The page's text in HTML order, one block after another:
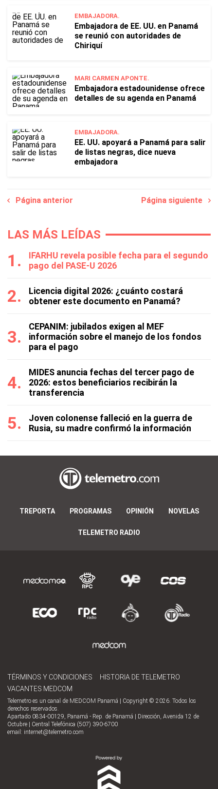
EMBAJADORA.
Embajadora de EE. UU. en Panamá
se reunió con autoridades de
Chiriquí
MARI CARMEN APONTE.
Embajadora estadounidense ofrece
detalles de su agenda en Panamá
EMBAJADORA.
EE. UU. apoyará a Panamá para salir
de listas negras, dice nueva
embajadora
Página anterior Página siguiente
LAS MÁS LEÍDAS
IFARHU revela posible fecha para el segundo
pago del PASE-U 2026
Licencia digital 2026: ¿cuánto costará
obtener este documento en Panamá?
CEPANIM: jubilados exigen al MEF
información sobre el manejo de los fondos
para el pago
MIDES anuncia fechas del tercer pago de
2026: estos beneficiarios recibirán la
transferencia
Joven colonense falleció en la guerra de
Rusia, su madre confirmó la información
TREPORTA PROGRAMAS OPINIÓN NOVELAS
TELEMETRO RADIO
TÉRMINOS Y CONDICIONES
HISTORIA DE TELEMETRO
VACANTES MEDCOM
Telemetro es un canal de MEDCOM Panamá | Copyright © 2026. Todos los
derechos reservados.
Apartado 0834-00129, Panamá - Rep. de Panamá | Dirección, Avenida 12 de
Octubre | Central Telefónica (507) 390-6700
email: internet@telemetro.com